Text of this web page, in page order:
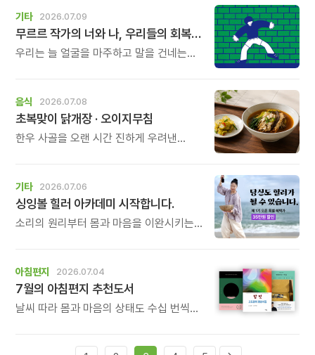
깊은산속옹달샘에서 함께 성장하며 오래
걸어갈 새로운 가족을 기다립니다.
기타 2026.07.09
무르르 작가의 너와 나, 우리들의 회복일지!
우리는 늘 얼굴을 마주하고 말을 건네는
작가의 그림책「너와 등을 맞대면」은 \'마주
보는 관계\'를 넘어 \'등을 맞대는 관계\'의
힘을 이야기합니다.
음식 2026.07.08
초복맞이 닭개장 · 오이지무침
한우 사골을 오랜 시간 진하게 우려낸
부드러운 고사리와 느타리버섯까지. 좋은
재료를 아낌없이 담아 시간과 정성을 들여
끓여낸 닭개장입니다.
기타 2026.07.06
싱잉볼 힐러 아카데미 시작합니다.
소리의 원리부터 몸과 마음을 이완시키는
있는 힐러의 역량을 체계적으로 배우게
됩니다.
아침편지 2026.07.04
7월의 아침편지 추천도서
날씨 따라 몸과 마음의 상태도 수십 번씩